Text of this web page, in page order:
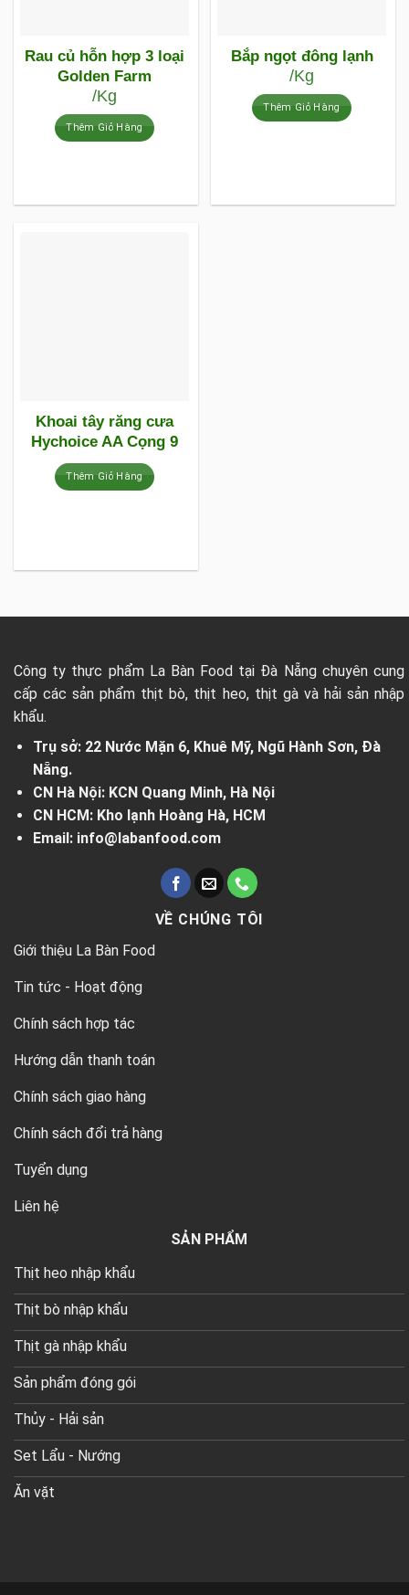
Rau củ hỗn hợp 3 loại
Golden Farm
/Kg
Thêm Giỏ Hàng
Bắp ngọt đông lạnh
/Kg
Thêm Giỏ Hàng
Khoai tây răng cưa
Hychoice AA Cọng 9
Thêm Giỏ Hàng
Công ty thực phẩm La Bàn Food tại Đà Nẵng chuyên cung
cấp các sản phẩm thịt bò, thịt heo, thịt gà và hải sản nhập
khẩu.
Trụ sở: 22 Nước Mặn 6, Khuê Mỹ, Ngũ Hành Sơn, Đà
Nẵng.
CN Hà Nội: KCN Quang Minh, Hà Nội
CN HCM: Kho lạnh Hoàng Hà, HCM
Email: info@labanfood.com
VỀ CHÚNG TÔI
Giới thiệu La Bàn Food
Tin tức - Hoạt động
Chính sách hợp tác
Hướng dẫn thanh toán
Chính sách giao hàng
Chính sách đổi trả hàng
Tuyển dụng
Liên hệ
SẢN PHẨM
Thịt heo nhập khẩu
Thịt bò nhập khẩu
Thịt gà nhập khẩu
Sản phẩm đóng gói
Thủy - Hải sản
Set Lẩu - Nướng
Ăn vặt